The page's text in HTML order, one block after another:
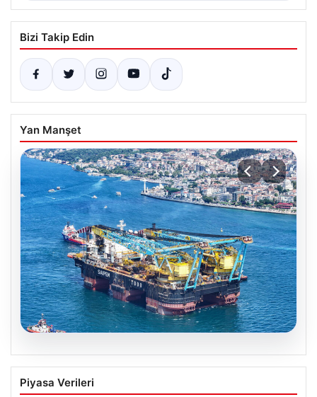
Bizi Takip Edin
Yan Manşet
06.08.2026
İstanbul Boğazı’ndan bir dev geçti.
Köprülerin altından geçebilmek için
Piyasa Verileri